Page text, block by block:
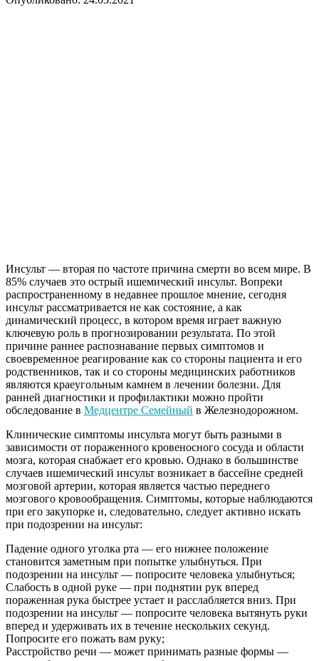
Инсульт — вторая по частоте причина смерти во всем мире. В
85% случаев это острый ишемический инсульт. Вопреки
распространенному в недавнее прошлое мнение, сегодня
инсульт рассматривается не как состояние, а как
динамический процесс, в котором время играет важную
ключевую роль в прогнозировании результата. По этой
причине раннее распознавание первых симптомов и
своевременное реагирование как со стороны пациента и его
родственников, так и со стороны медицинских работников
являются краеугольным камнем в лечении болезни. Для
ранней диагностики и профилактики можно пройти
обследование в Медцентре Семейный в Железнодорожном.
Клинические симптомы инсульта могут быть разными в
зависимости от пораженного кровеносного сосуда и области
мозга, которая снабжает его кровью. Однако в большинстве
случаев ишемический инсульт возникает в бассейне средней
мозговой артерии, которая является частью переднего
мозгового кровообращения. Симптомы, которые наблюдаются
при его закупорке и, следовательно, следует активно искать
при подозрении на инсульт:
Падение одного уголка рта — его нижнее положение
становится заметным при попытке улыбнуться. При
подозрении на инсульт — попросите человека улыбнуться;
Слабость в одной руке — при поднятии рук вперед
пораженная рука быстрее устает и расслабляется вниз. При
подозрении на инсульт — попросите человека вытянуть руки
вперед и удерживать их в течение нескольких секунд.
Попросите его пожать вам руку;
Расстройство речи — может принимать разные формы —